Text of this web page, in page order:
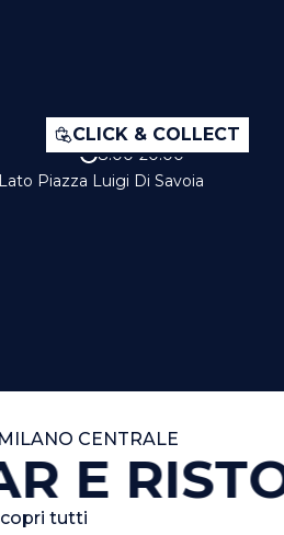
CLICK & COLLECT
8.00-20.00
Piazza Luigi Di Savoia
CENTRALE
E
tutti